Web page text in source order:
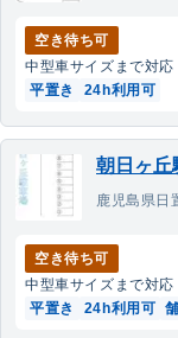
空き待ち可
中型車サイズまで対応
平置き
24h利用可
朝日ヶ丘
鹿児島県日
空き待ち可
中型車サイズまで対応
平置き
24h利用可